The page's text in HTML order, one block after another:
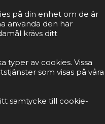
på din enhet om de är
använda den här
krävs ditt
typer av cookies. Vissa
som visas på våra
samtycke till cookie-